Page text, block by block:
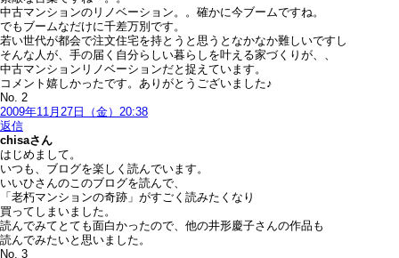
中古マンションのリノベーション。。確かに今ブームですね。
でもブームなだけに千差万別です。
若い世代が都会で注文住宅を持とうと思うとなかなか難しいですし
そんな人が、手の届く自分らしい暮らしを叶える家づくりが、、
中古マンションリノベーションだと捉えています。
コメント嬉しかったです。ありがとうございました♪
No. 2
2009年11月27日（金）20:38
返信
chisaさん
はじめまして。
いつも、ブログを楽しく読んでいます。
いいひさんのこのブログを読んで、
「老朽マンションの奇跡」がすごく読みたくなり
買ってしまいました。
読んでみてとても面白かったので、他の井形慶子さんの作品も
読んでみたいと思いました。
No. 3